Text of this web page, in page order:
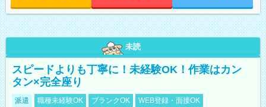
未読
スピードよりも丁寧に！未経験OK！作業はカン
タン×完全座り
派遣 職種未経験OK ブランクOK WEB登録・面接OK